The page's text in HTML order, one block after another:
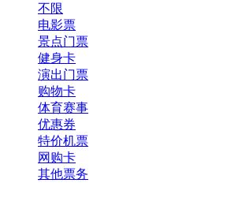
不限
电影票
景点门票
健身卡
演出门票
购物卡
体育赛事
优惠券
特价机票
网购卡
其他票务